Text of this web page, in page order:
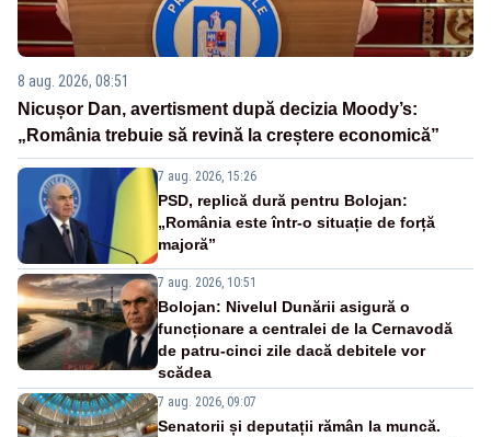
8 aug. 2026, 08:51
Nicușor Dan, avertisment după decizia Moody’s:
„România trebuie să revină la creștere economică”
7 aug. 2026, 15:26
PSD, replică dură pentru Bolojan:
„România este într-o situație de forță
majoră”
7 aug. 2026, 10:51
Bolojan: Nivelul Dunării asigură o
funcționare a centralei de la Cernavodă
de patru-cinci zile dacă debitele vor
scădea
7 aug. 2026, 09:07
Senatorii și deputații rămân la muncă.